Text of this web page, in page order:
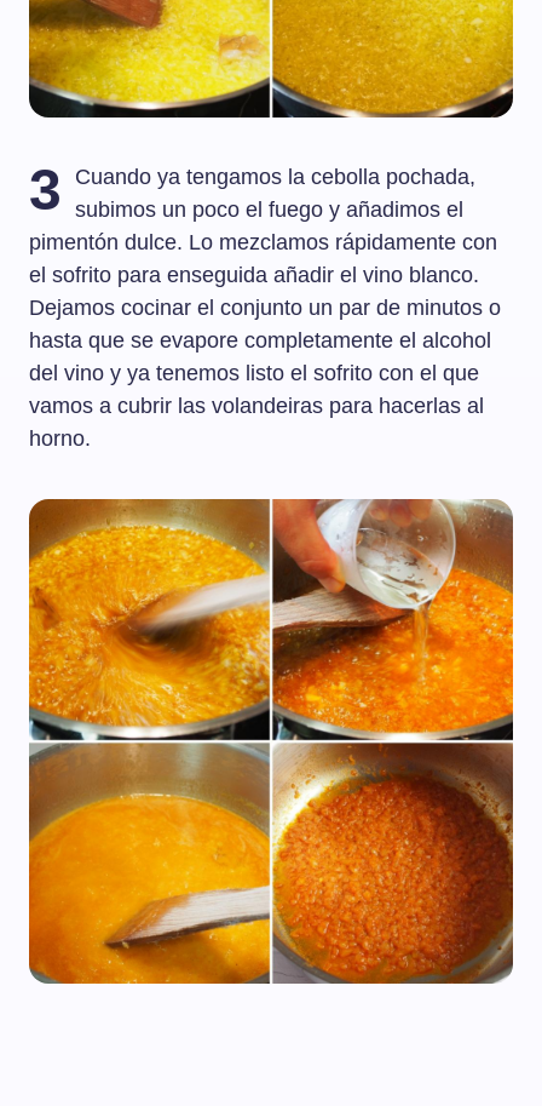
3
Cuando ya tengamos la cebolla pochada,
subimos un poco el fuego y añadimos el
pimentón dulce. Lo mezclamos rápidamente con
el sofrito para enseguida añadir el vino blanco.
Dejamos cocinar el conjunto un par de minutos o
hasta que se evapore completamente el alcohol
del vino y ya tenemos listo el sofrito con el que
vamos a cubrir las volandeiras para hacerlas al
horno.